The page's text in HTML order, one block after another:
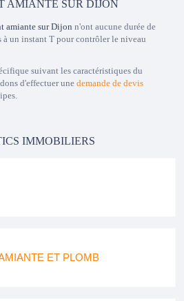
AMIANTE SUR DIJON
amiante sur Dijon n'ont aucune durée de
un instant T pour contrôler le niveau
suivant les caractéristiques du
d'effectuer une demande de devis
IMMOBILIERS
ET PLOMB